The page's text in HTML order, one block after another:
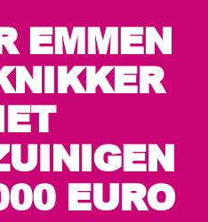
EMMEN
EURO